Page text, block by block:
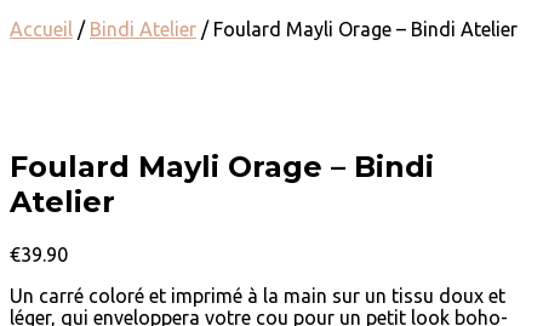
Accueil / Bindi Atelier / Foulard Mayli Orage – Bindi Atelier
Foulard Mayli Orage – Bindi
Atelier
€39.90
Un carré coloré et imprimé à la main sur un tissu doux et
léger, qui enveloppera votre cou pour un petit look boho-